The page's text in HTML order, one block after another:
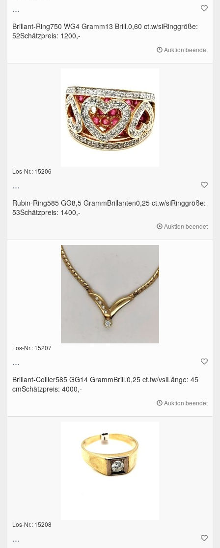
...
Brillant-Ring750 WG4 Gramm13 Brill.0,60 ct.w/siRinggröße:
52Schätzpreis: 1200,-
Auktion beendet
Los-Nr.: 15206
...
Rubin-Ring585 GG8,5 GrammBrillanten0,25 ct.w/siRinggröße:
53Schätzpreis: 1400,-
Auktion beendet
Los-Nr.: 15207
...
Brillant-Collier585 GG14 GrammBrill.0,25 ct.tw/vsiLänge: 45
cmSchätzpreis: 4000,-
Auktion beendet
Los-Nr.: 15208
...